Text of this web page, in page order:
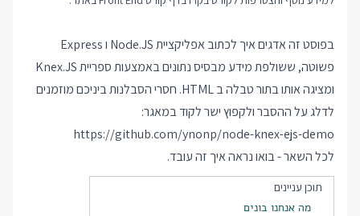
בפוסט זה אדגים איך לכתוב אפליקציית Node.JS ו Express
פשוטה, ששולפת מידע מבסיס נתונים באמצעות ספריית Knex.JS
ומציגה אותו בתור טבלה ב HTML. חסרי הסבלנות ביניכם מוזמנים
לדלג על ההסבר ולקפוץ ישר לקוד במאגר:
https://github.com/ynonp/node-knex-ejs-demo
לכל השאר - בואו נראה איך זה עובד.
תוכן עניינים
מה אנחנו בונים